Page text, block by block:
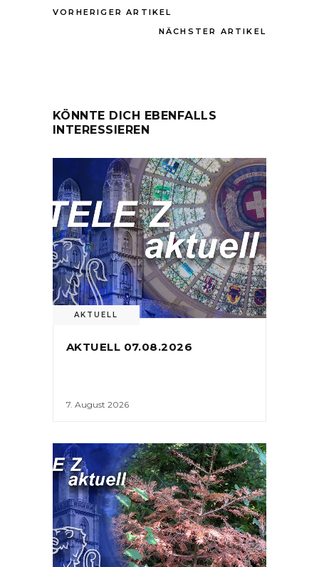
VORHERIGER ARTIKEL
NÄCHSTER ARTIKEL
KÖNNTE DICH EBENFALLS
INTERESSIEREN
AKTUELL
AKTUELL 07.08.2026
7. August 2026